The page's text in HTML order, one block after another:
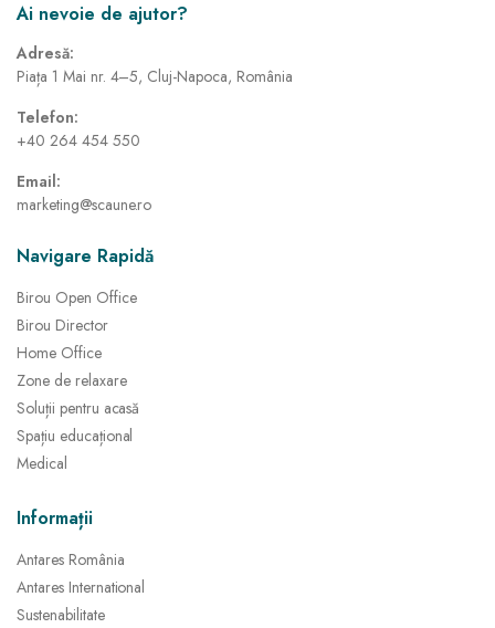
Ai nevoie de ajutor?
Adresă:
Piața 1 Mai nr. 4–5, Cluj-Napoca, România
Telefon:
+40 264 454 550
Email:
marketing@scaune.ro
Navigare Rapidă
Birou Open Office
Birou Director
Home Office
Zone de relaxare
Soluții pentru acasă
Spațiu educațional
Medical
Informații
Antares România
Antares International
Sustenabilitate